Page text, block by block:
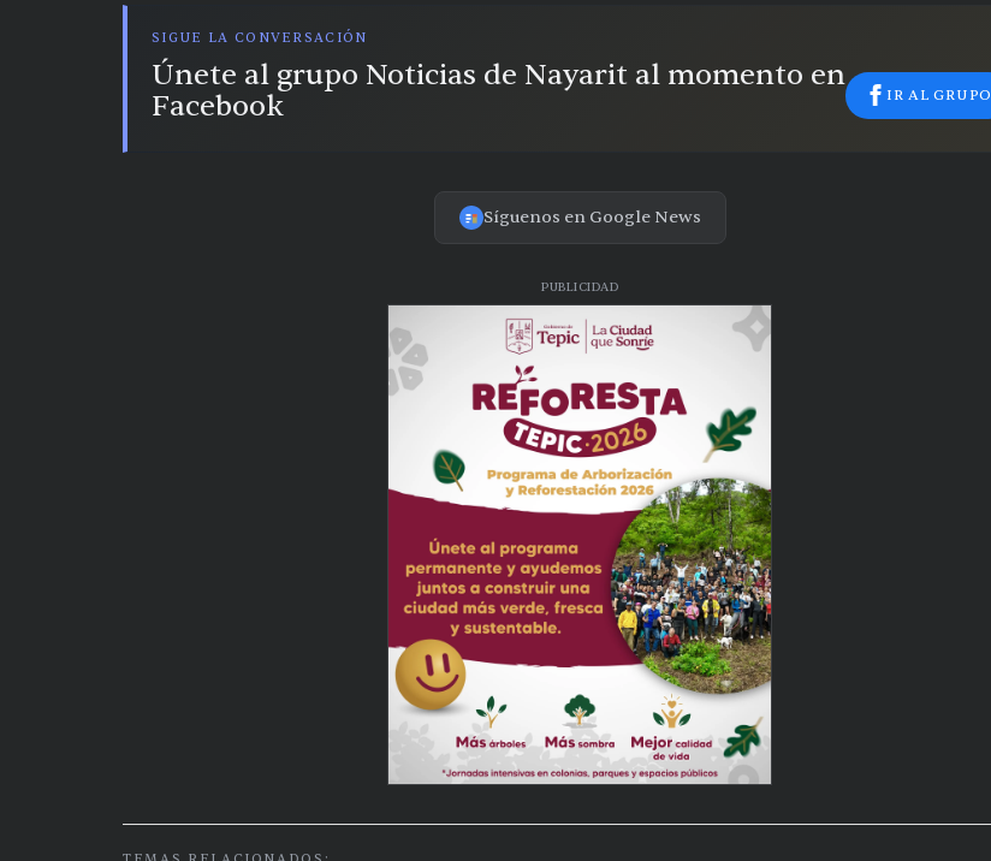
SIGUE LA CONVERSACIÓN
Únete al grupo Noticias de Nayarit al momento en
Facebook
IR AL GRUPO
Síguenos en Google News
PUBLICIDAD